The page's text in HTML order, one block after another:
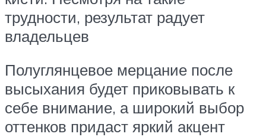
трудности, результат радует
владельцев
Полуглянцевое мерцание после
высыхания будет приковывать к
себе внимание, а широкий выбор
оттенков придаст яркий акцент